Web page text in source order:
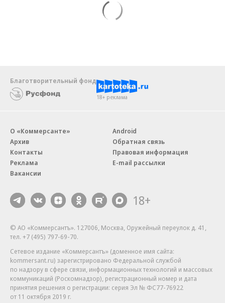
Благотворительный фонд
18+ реклама
О «Коммерсанте»
Архив
Контакты
Реклама
Вакансии
Android
Обратная связь
Правовая информация
E-mail рассылки
18+
© АО «Коммерсантъ». 127006, Москва, Оружейный переулок д. 41,
тел. +7 (495) 797-69-70.
Сетевое издание «Коммерсантъ» (доменное имя сайта:
kommersant.ru) зарегистрировано Федеральной службой
по надзору в сфере связи, информационных технологий и массовых
коммуникаций (Роскомнадзор), регистрационный номер и дата
принятия решения о регистрации: серия Эл № ФС77-76922
от 11 октября 2019 г.